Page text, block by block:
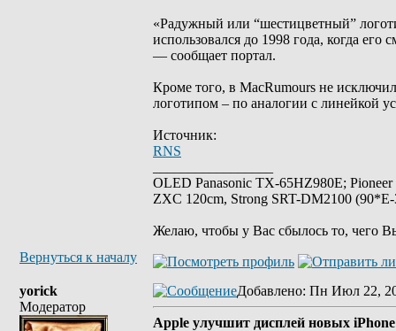
«Радужный или “шестицветный”
использовался до 1998 года, когда
— сообщает портал.
Кроме того, в MacRumours не
логотипом – по аналогии с линейкой
Источник:
RNS
OLED Panasonic TX-65HZ980E;
ZXC 120cm, Strong SRT-DM2100
Желаю, чтобы у Вас сбылось то, чего
Вернуться к началу
yorick
Модератор
Добавлено: Пн Июл 22,
Apple улучшит дисплей новых iPhone